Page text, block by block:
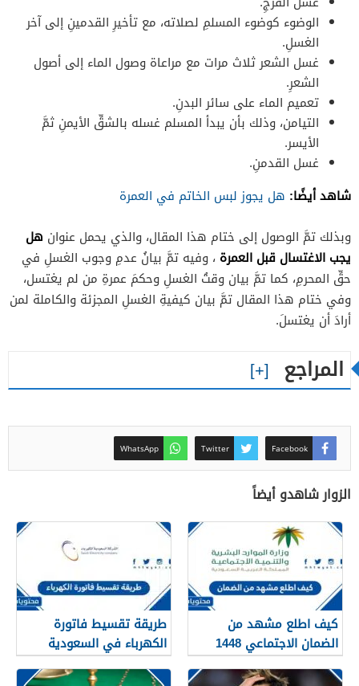
الوضوء كوضوء المسلمِ لصلاته، مع تأخيرِ القدمينِ إلى آخر
الغسلِ.
غسل الشعر ثلاث مرات مع مراعاة وصول الماء إلى أصول
الشعرِ.
تعميم الماء على سائر البدنِ.
التيامن، وذلك بأن يبدأ المسلم غسله بالشقِّ الأيمنِ ثمَّ
الأيسر.
غسل القدمنِ.
شاهد أيضًا: هل يجوز لبس الخاتم في العمرة
وبذلك تمَّ الوصول إلى ختام هذا المقال، والذي يحمل عنوان هل
يجب الاغتسال قبل العمرة ، وفيه تمَّ بيانُ عدمِ وجوب الغسلِ في
حقِّ المحرمِ، كما تمَّ بيان وقتُ الغسلِ وحكمَ عمرةِ من لم يغتسل،
وفي ختام هذا المقال تمَّ بيان كيفيةِ الغسلِ المجزئة والكاملة لمن
أرادَ أن يغتسلَ.
المراجع
Facebook
Twitter
WhatsApp
الزوار شاهدو أيضاً
كيف اطلع مشهد من
الضمان الاجتماعي 1448
طريقة تقسيط فاتورة
الكهرباء في السعودية
1448 – 2026